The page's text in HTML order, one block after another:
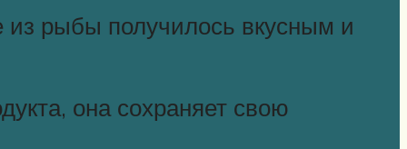
из рыбы получилось вкусным и
она сохраняет свою